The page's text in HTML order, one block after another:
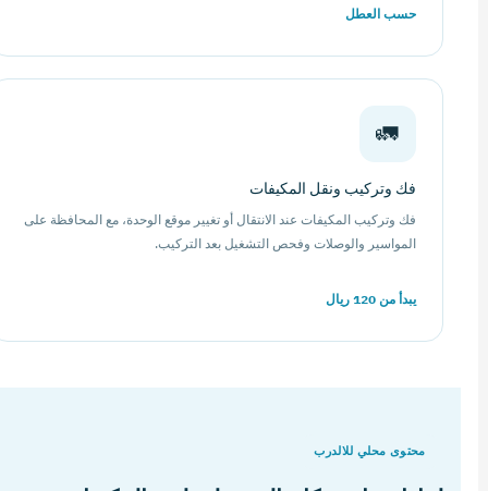
حسب العطل
🚛
فك وتركيب ونقل المكيفات
فك وتركيب المكيفات عند الانتقال أو تغيير موقع الوحدة، مع المحافظة على
المواسير والوصلات وفحص التشغيل بعد التركيب.
يبدأ من 120 ريال
محتوى محلي للالدرب